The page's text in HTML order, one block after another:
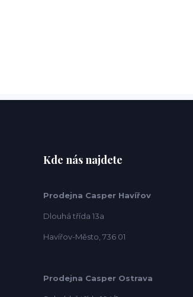
Kde nás najdete
Prodejna Casper Havířov
Dlouhá třída 13a
Havířov-Město, 736 01
Prodejna Casper Ostrava